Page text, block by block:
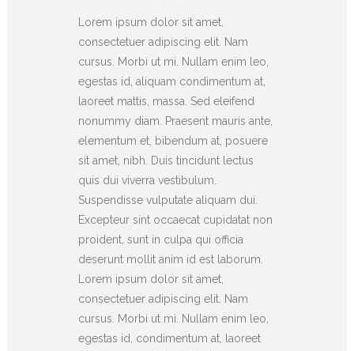
Lorem ipsum dolor sit amet,
consectetuer adipiscing elit. Nam
cursus. Morbi ut mi. Nullam enim leo,
egestas id, aliquam condimentum at,
laoreet mattis, massa. Sed eleifend
nonummy diam. Praesent mauris ante,
elementum et, bibendum at, posuere
sit amet, nibh. Duis tincidunt lectus
quis dui viverra vestibulum.
Suspendisse vulputate aliquam dui.
Excepteur sint occaecat cupidatat non
proident, sunt in culpa qui officia
deserunt mollit anim id est laborum.
Lorem ipsum dolor sit amet,
consectetuer adipiscing elit. Nam
cursus. Morbi ut mi. Nullam enim leo,
egestas id, condimentum at, laoreet